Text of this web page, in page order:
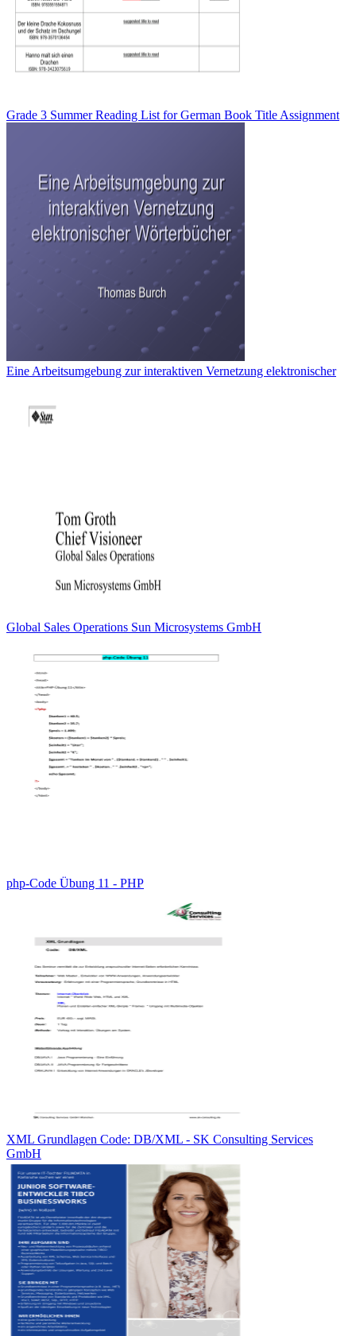
Grade 3 Summer Reading List for German Book Title Assignment
Eine Arbeitsumgebung zur interaktiven Vernetzung elektronischer
Global Sales Operations Sun Microsystems GmbH
php-Code Übung 11 - PHP
XML Grundlagen Code: DB/XML - SK Consulting Services
GmbH